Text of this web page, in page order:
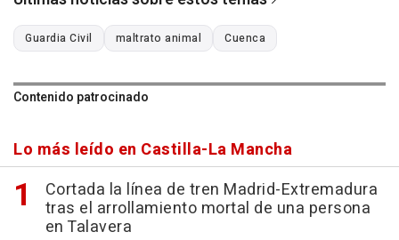
Guardia Civil maltrato animal Cuenca
Contenido patrocinado
Lo más leído en Castilla-La Mancha
Cortada la línea de tren Madrid-Extremadura
tras el arrollamiento mortal de una persona
en Talavera